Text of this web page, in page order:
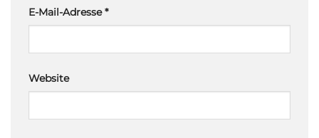
E-Mail-Adresse*
Website